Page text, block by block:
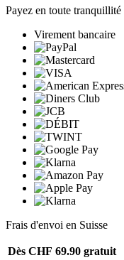
Payez en toute tranquillité
Virement bancaire
Frais d'envoi en Suisse
Dès CHF 69.90 gratuit